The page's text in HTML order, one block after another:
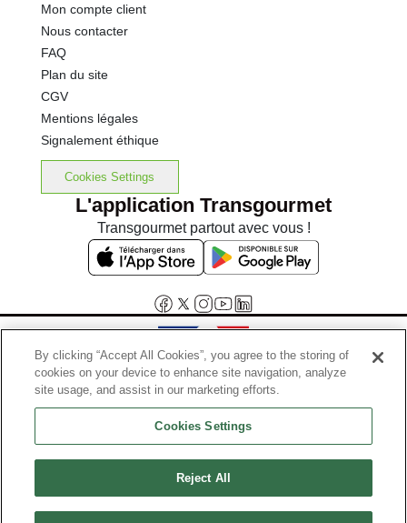
Mon compte client
Nous contacter
FAQ
Plan du site
CGV
Mentions légales
Signalement éthique
Cookies Settings
L'application Transgourmet
Transgourmet partout avec vous !
Interdiction de vente de boissons alcooliques aux mineurs de
moins de 18 ans
La preuve de majorité de l'acheteur est exigée au moment de la vente
Code de la santé publique, Aar.l.3342-1 et l.3353-3
By clicking “Accept All Cookies”, you agree to the storing of
cookies on your device to enhance site navigation, analyze
site usage, and assist in our marketing efforts.
Cookies Settings
Reject All